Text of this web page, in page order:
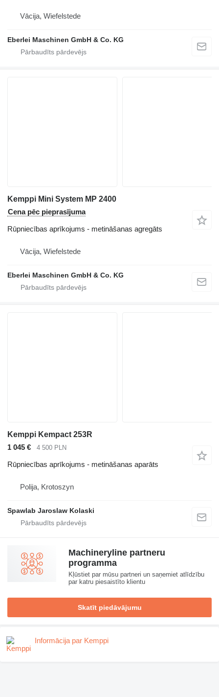
Vācija, Wiefelstede
Eberlei Maschinen GmbH & Co. KG
Kemppi Mini System MP 2400
Cena pēc pieprasījuma
Rūpniecības aprīkojums - metināšanas agregāts
Vācija, Wiefelstede
Eberlei Maschinen GmbH & Co. KG
Kemppi Kempact 253R
1 045 €
4 500 PLN
Rūpniecības aprīkojums - metināšanas aparāts
Polija, Krotoszyn
Spawlab Jaroslaw Kolaski
Machineryline partneru
programma
Kļūstiet par mūsu partneri un saņemiet atlīdzību
par katru piesaistīto klientu
Skatīt piedāvājumu
Informācija par Kemppi